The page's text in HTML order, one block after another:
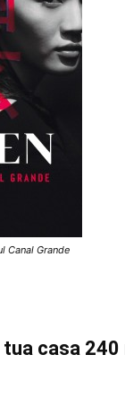
Canal Grande
casa 240